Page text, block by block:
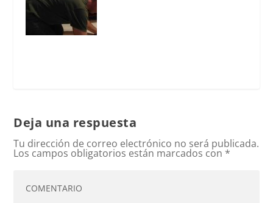
Deja una respuesta
Tu dirección de correo electrónico no será publicada.
Los campos obligatorios están marcados con *